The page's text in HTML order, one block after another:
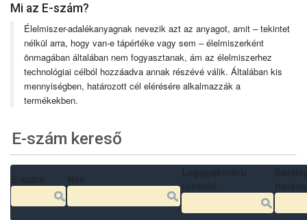
Mi az E-szám?
Élelmiszer-adalékanyagnak nevezik azt az anyagot, amit – tekintet
nélkül arra, hogy van-e tápértéke vagy sem – élelmiszerként
önmagában általában nem fogyasztanak, ám az élelmiszerhez
technológiai célból hozzáadva annak részévé válik. Általában kis
mennyiségben, határozott cél elérésére alkalmazzák a
termékekben.
E-szám kereső